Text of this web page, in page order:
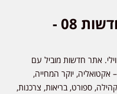
חדשות אפס שמונה | חדשות 08 -
אתר חדשות מוביל עם
אקטואליה, יוקר המחייה,
ספורט, בריאות, צרכנות,